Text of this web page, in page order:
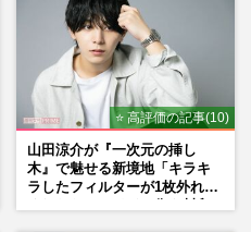
⭐ 高評価の記事(10)
山田涼介が『一次元の挿し
木』で魅せる新境地「キラキ
ラしたフィルターが1枚外れて